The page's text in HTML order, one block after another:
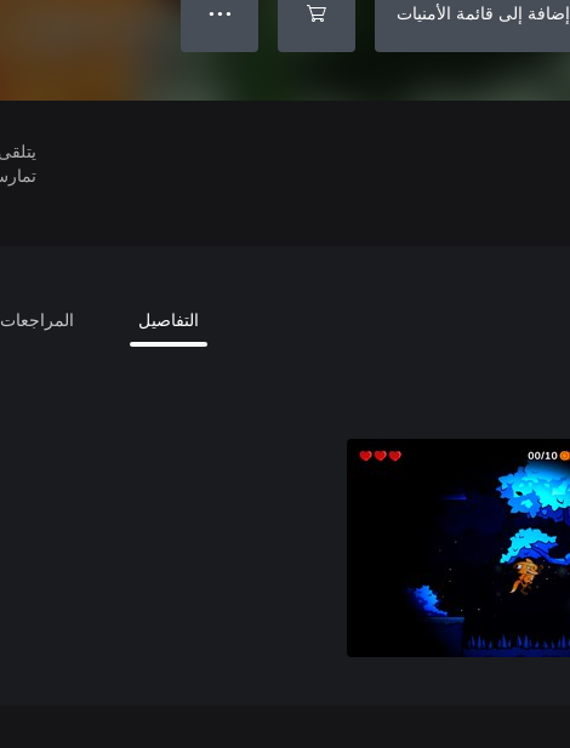
إضافة إلى قائمة الأمنيات ● ● ●
التفاصيل المراجعات